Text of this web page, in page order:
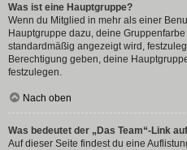
Was ist eine Hauptgruppe?
Wenn du Mitglied in mehr als einer
Hauptgruppe dazu, deine
standardmäßig angezeigt wird,
Berechtigung geben, deine
festzulegen.
Nach oben
Was bedeutet der „Das Team“-Link
Auf dieser Seite findest du eine